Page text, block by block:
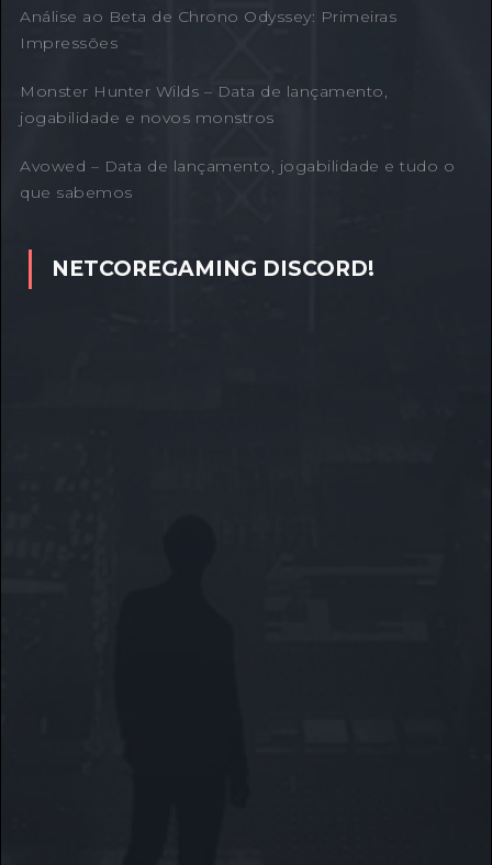
Análise ao Beta de Chrono Odyssey: Primeiras
Impressões
Monster Hunter Wilds – Data de lançamento,
jogabilidade e novos monstros
Avowed – Data de lançamento, jogabilidade e tudo o
que sabemos
NETCOREGAMING DISCORD!